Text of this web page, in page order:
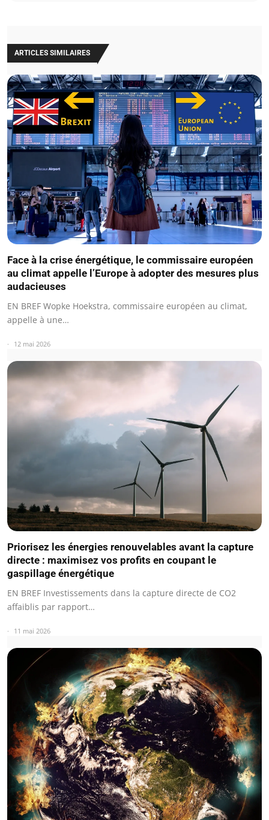
ARTICLES SIMILAIRES
Face à la crise énergétique, le commissaire européen
au climat appelle l’Europe à adopter des mesures plus
audacieuses
EN BREF Wopke Hoekstra, commissaire européen au climat,
appelle à une…
12 mai 2026
Priorisez les énergies renouvelables avant la capture
directe : maximisez vos profits en coupant le
gaspillage énergétique
EN BREF Investissements dans la capture directe de CO2
affaiblis par rapport…
11 mai 2026